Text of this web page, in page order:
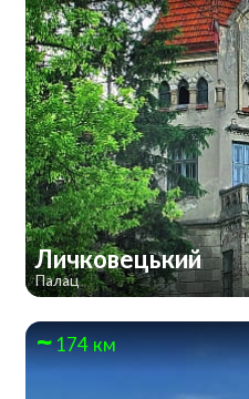
Личковецький
Палац
174 км